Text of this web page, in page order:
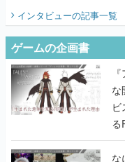
て
インタビューの記事一覧
ゲームの企画書
な
る
書
な